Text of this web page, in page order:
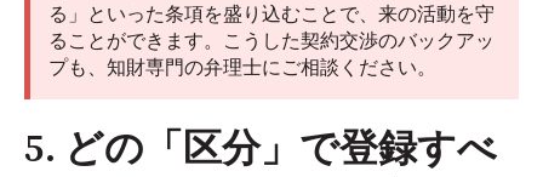
る」といった条項を盛り込むことで、来の活動を守
ることができます。こうした契約交渉のバックアッ
プも、知財専門の弁理士にご相談ください。
5. どの「区分」で登録すべ